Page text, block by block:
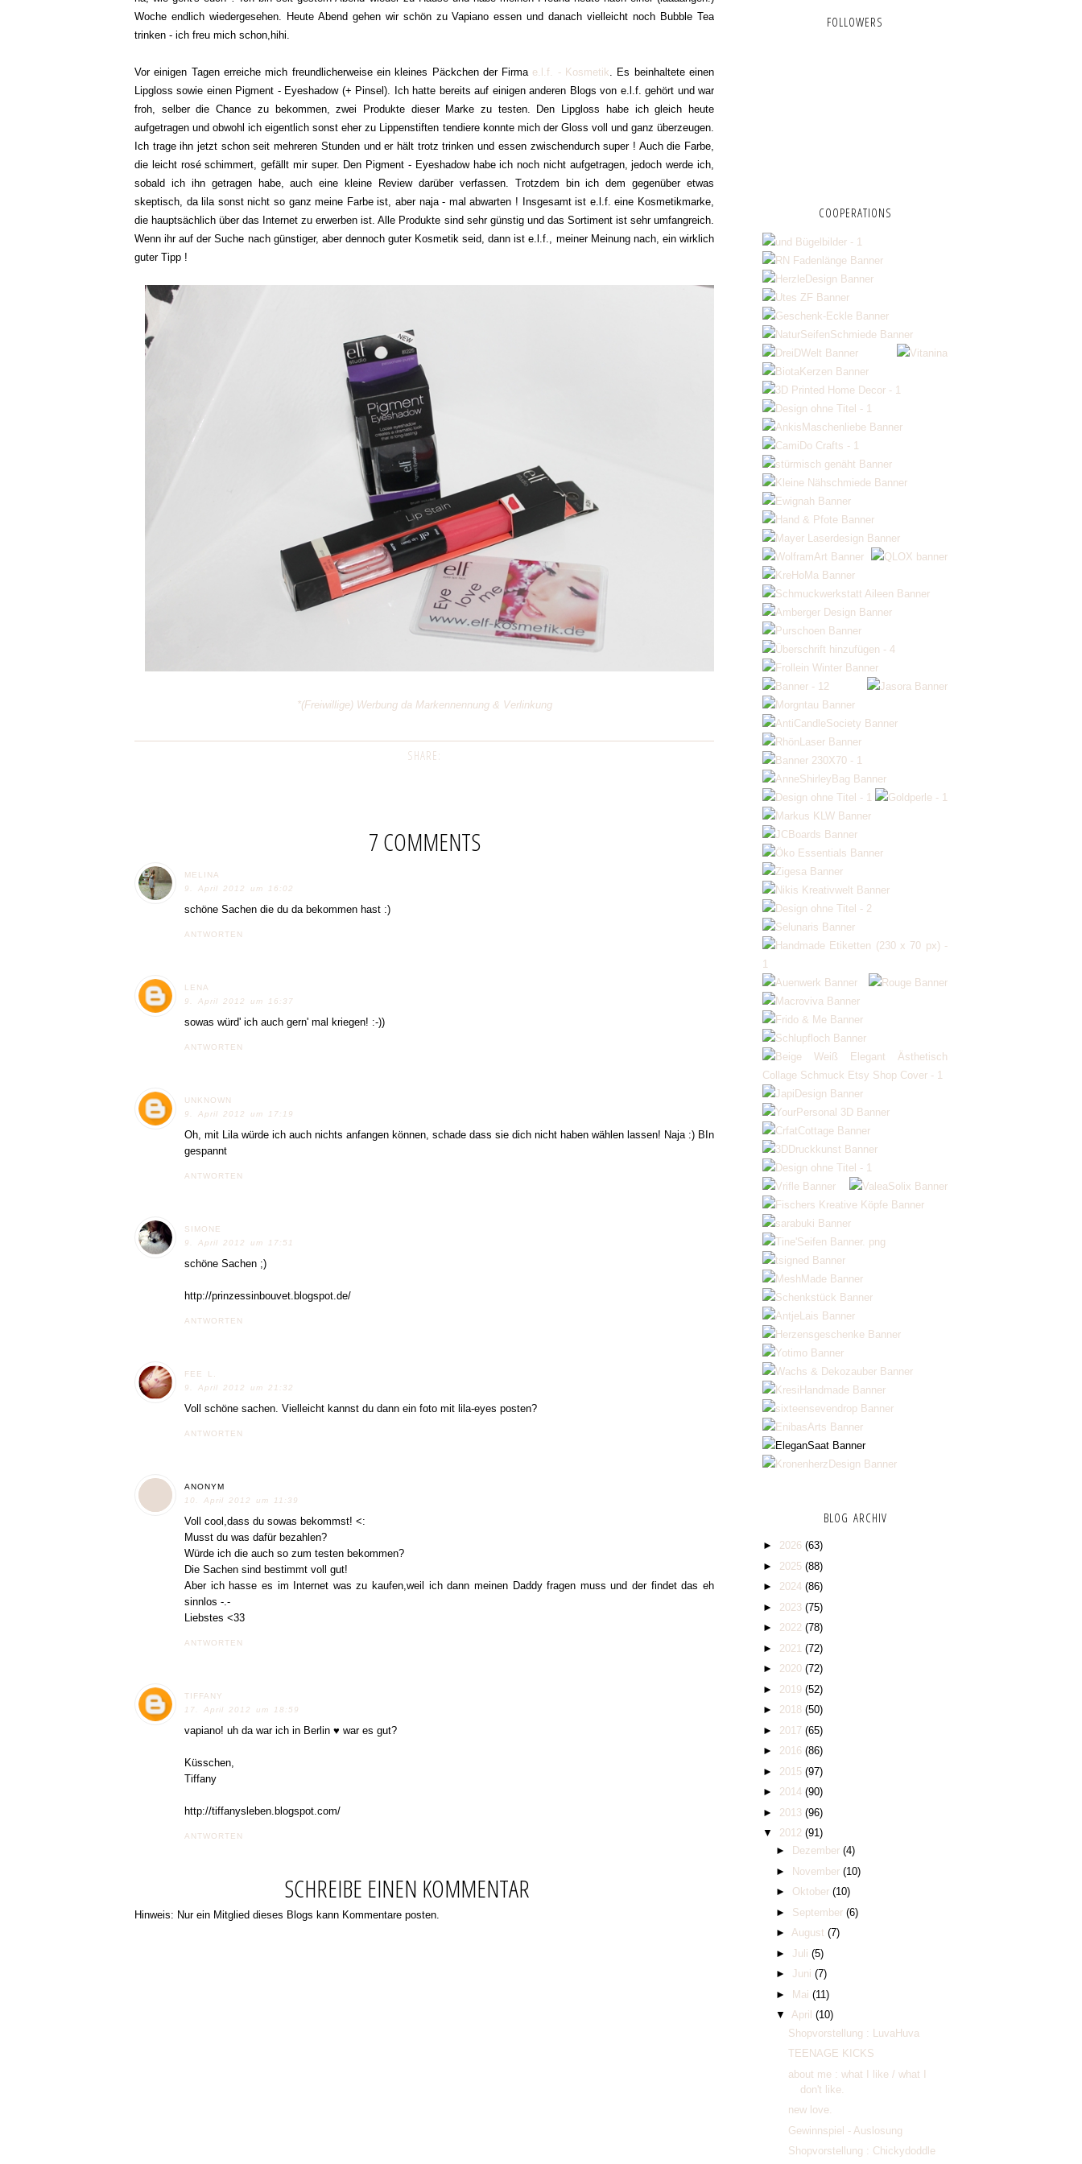
Woche endlich wiedergesehen. Heute Abend gehen wir schön zu Vapiano essen und danach vielleicht noch Bubble Tea
trinken - ich freu mich schon,hihi.
Vor einigen Tagen erreiche mich freundlicherweise ein kleines Päckchen der Firma e.l.f. - Kosmetik. Es beinhaltete einen
Lipgloss sowie einen Pigment - Eyeshadow (+ Pinsel). Ich hatte bereits auf einigen anderen Blogs von e.l.f. gehört und war
froh, selber die Chance zu bekommen, zwei Produkte dieser Marke zu testen. Den Lipgloss habe ich gleich heute
aufgetragen und obwohl ich eigentlich sonst eher zu Lippenstiften tendiere konnte mich der Gloss voll und ganz überzeugen.
Ich trage ihn jetzt schon seit mehreren Stunden und er hält trotz trinken und essen zwischendurch super ! Auch die Farbe,
die leicht rosé schimmert, gefällt mir super. Den Pigment - Eyeshadow habe ich noch nicht aufgetragen, jedoch werde ich,
sobald ich ihn getragen habe, auch eine kleine Review darüber verfassen. Trotzdem bin ich dem gegenüber etwas
skeptisch, da lila sonst nicht so ganz meine Farbe ist, aber naja - mal abwarten ! Insgesamt ist e.l.f. eine Kosmetikmarke,
die hauptsächlich über das Internet zu erwerben ist. Alle Produkte sind sehr günstig und das Sortiment ist sehr umfangreich.
Wenn ihr auf der Suche nach günstiger, aber dennoch guter Kosmetik seid, dann ist e.l.f., meiner Meinung nach, ein wirklich
guter Tipp !
*(Freiwillige) Werbung da Markennennung & Verlinkung
SHARE:
7 COMMENTS
MELINA
9. April 2012 um 16:02
schöne Sachen die du da bekommen hast :)
ANTWORTEN
LENA
9. April 2012 um 16:37
sowas würd' ich auch gern' mal kriegen! :-))
ANTWORTEN
UNKNOWN
9. April 2012 um 17:19
Oh, mit Lila würde ich auch nichts anfangen können, schade dass sie dich nicht haben wählen lassen! Naja :) BIn
gespannt
ANTWORTEN
SIMONE
9. April 2012 um 17:51
schöne Sachen ;)
http://prinzessinbouvet.blogspot.de/
ANTWORTEN
FEE L.
9. April 2012 um 21:32
Voll schöne sachen. Vielleicht kannst du dann ein foto mit lila-eyes posten?
ANTWORTEN
ANONYM
10. April 2012 um 11:39
Voll cool,dass du sowas bekommst! <:
Musst du was dafür bezahlen?
Würde ich die auch so zum testen bekommen?
Die Sachen sind bestimmt voll gut!
Aber ich hasse es im Internet was zu kaufen,weil ich dann meinen Daddy fragen muss und der findet das eh
sinnlos -.-
Liebstes <33
ANTWORTEN
TIFFANY
17. April 2012 um 18:59
vapiano! uh da war ich in Berlin ♥ war es gut?
Küsschen,
Tiffany
http://tiffanysleben.blogspot.com/
ANTWORTEN
SCHREIBE EINEN KOMMENTAR
Hinweis: Nur ein Mitglied dieses Blogs kann Kommentare posten.
FOLLOWERS
COOPERATIONS
BLOG ARCHIV
► 2026 (63)
► 2025 (88)
► 2024 (86)
► 2023 (75)
► 2022 (78)
► 2021 (72)
► 2020 (72)
► 2019 (52)
► 2018 (50)
► 2017 (65)
► 2016 (86)
► 2015 (97)
► 2014 (90)
► 2013 (96)
▼ 2012 (91)
►
Dezember (4)
►
November (10)
► Oktober (10)
► September (6)
► August (7)
► Juli (5)
► Juni (7)
►
Mai (11)
▼ April (10)
Shopvorstellung : LuvaHuva
TEENAGE KICKS
about me : what I like / what I
don't like.
new love.
Gewinnspiel - Auslosung
Shopvorstellung : Chickydoddle